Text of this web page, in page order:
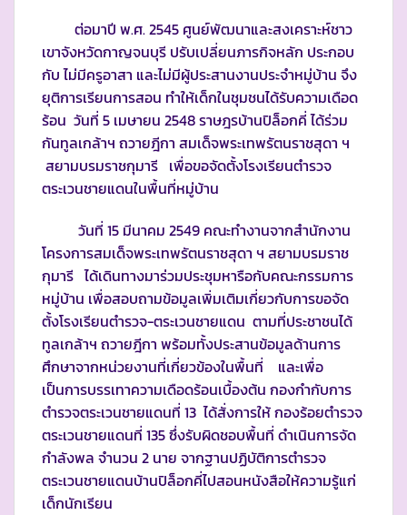
ต่อมาปี พ.ศ. 2545 ศูนย์พัฒนาและสงเคราะห์ชาว
เขาจังหวัดกาญจนบุรี ปรับเปลี่ยนภารกิจหลัก ประกอบ
กับ ไม่มีครูอาสา และไม่มีผู้ประสานงานประจำหมู่บ้าน จึง
ยุติการเรียนการสอน ทำให้เด็กในชุมชนได้รับความเดือด
ร้อน วันที่ 5 เมษายน 2548 ราษฎรบ้านปิล็อกคี่ ได้ร่วม
กันทูลเกล้าฯ ถวายฎีกา สมเด็จพระเทพรัตนราชสุดา ฯ
สยามบรมราชกุมารี เพื่อขอจัดตั้งโรงเรียนตำรวจ
ตระเวนชายแดนในพื้นที่หมู่บ้าน
วันที่ 15 มีนาคม 2549 คณะทำงานจากสำนักงาน
โครงการสมเด็จพระเทพรัตนราชสุดา ฯ สยามบรมราช
กุมารี ได้เดินทางมาร่วมประชุมหารือกับคณะกรรมการ
หมู่บ้าน เพื่อสอบถามข้อมูลเพิ่มเติมเกี่ยวกับการขอจัด
ตั้งโรงเรียนตำรวจ-ตระเวนชายแดน ตามที่ประชาชนได้
ทูลเกล้าฯ ถวายฎีกา พร้อมทั้งประสานข้อมูลด้านการ
ศึกษาจากหน่วยงานที่เกี่ยวข้องในพื้นที่ และเพื่อ
เป็นการบรรเทาความเดือดร้อนเบื้องต้น กองกำกับการ
ตำรวจตระเวนชายแดนที่ 13 ได้สั่งการให้ กองร้อยตำรวจ
ตระเวนชายแดนที่ 135 ซึ่งรับผิดชอบพื้นที่ ดำเนินการจัด
กำลังพล จำนวน 2 นาย จากฐานปฏิบัติการตำรวจ
ตระเวนชายแดนบ้านปิล็อกคี่ไปสอนหนังสือให้ความรู้แก่
เด็กนักเรียน